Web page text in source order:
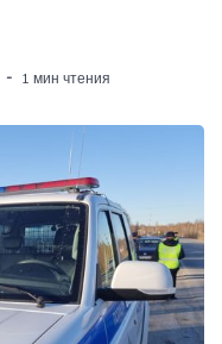
1 мин чтения